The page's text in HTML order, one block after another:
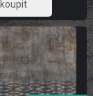
2 727,27